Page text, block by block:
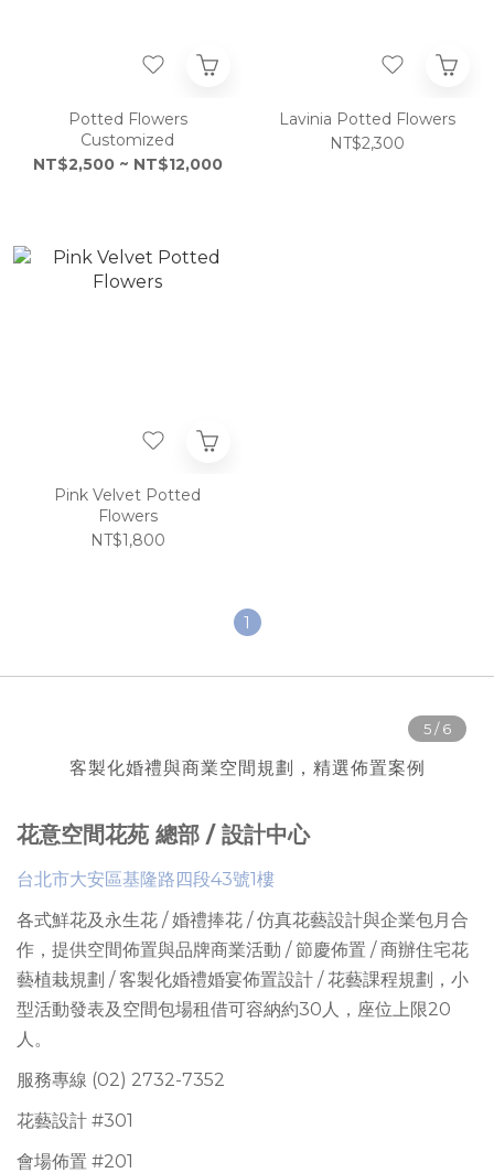
Potted Flowers
Customized
NT$2,500 ~ NT$12,000
Lavinia Potted Flowers
NT$2,300
Pink Velvet Potted
Flowers
NT$1,800
1
客製化婚禮與商業空間規劃，精選佈置案例
花意空間花苑 總部 / 設計中心
台北市大安區基隆路四段43號1樓
各式鮮花及永生花 / 婚禮捧花 / 仿真花藝設計與企業包月合
作，提供空間佈置與品牌商業活動 / 節慶佈置 / 商辦住宅花
藝植栽規劃 / 客製化婚禮婚宴佈置設計 / 花藝課程規劃 ， 小
型活動發表及空間包場租借可容納約30人 ，座位上限20
人。
服務專線 (02) 2732-7352
花藝設計 #301
會場佈置 #201